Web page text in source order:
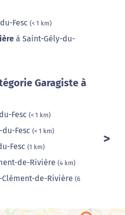
Fesc (< 1 km)
à Saint-Gély-du-
Garagiste à
Fesc (< 1 km)
Fesc (< 1 km)
Fesc (1 km)
de-Rivière (4 km)
Clément-de-Rivière (6